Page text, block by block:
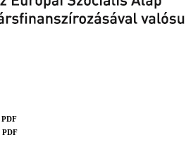
PDF
PDF